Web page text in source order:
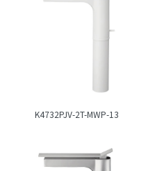
K4732PJV-2T-MWP-13